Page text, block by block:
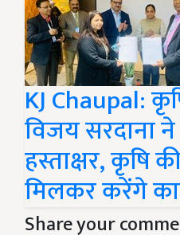
KJ Chaupal:
विजय सरदाना
हस्ताक्षर, कृषि
मिलकर करेंगे
Share your